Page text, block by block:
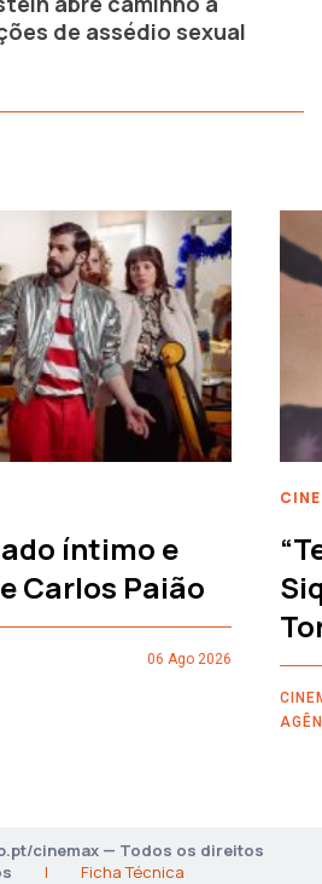
de assédio sexual
íntimo e
Carlos Paião
06 Ago 2026
cinemax — Todos os direitos
| Ficha Técnica